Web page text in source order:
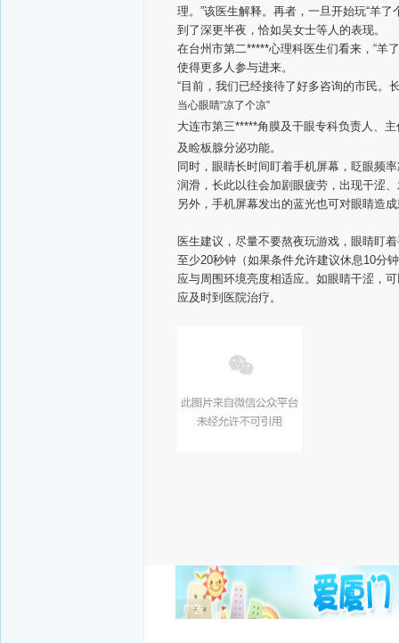
理。”该医生解释。 再者，一旦开始玩“羊了
到了深更半夜，恰如吴女士等人的表现。
在台州市第二*****心理科医生们看来，“羊
使得更多人参与进来。
“目前，我们已经接待了好多咨询的市民。
当心眼睛“凉了个凉”
大连市第三*****角膜及干眼专科负责人、
及睑板腺分泌功能。
同时，眼睛长时间盯着手机屏幕，眨眼频
润滑，长此以往会加剧眼疲劳，出现干涩
另外，手机屏幕发出的蓝光也可对眼睛造
医生建议，尽量不要熬夜玩游戏，眼睛盯
至少20秒钟（如果条件允许建议休息10分
应与周围环境亮度相适应。如眼睛干涩，
应及时到医院治疗。
广告